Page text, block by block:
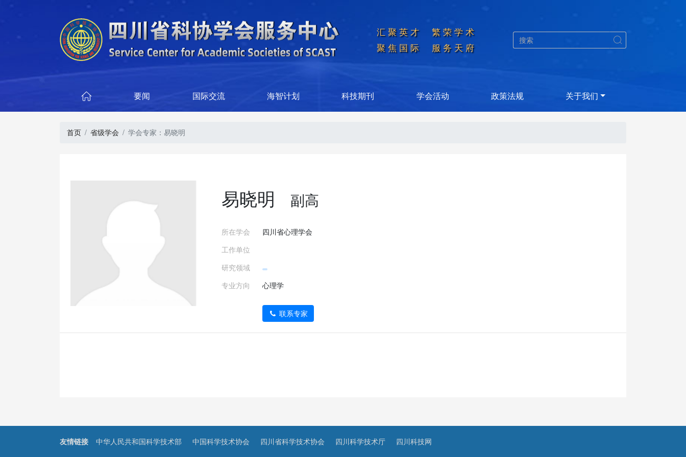
汇聚英才  繁荣学术
聚焦国际  服务天府

 要闻 国际交流 海智计划 科技期刊 学会活动 政策法规 关于我们
首页 省级学会 学会专家：易晓明
易晓明 副高
所在学会
四川省心理学会
工作单位
研究领域
专业方向
心理学
联系专家
友情链接 中华人民共和国科学技术部 中国科学技术协会 四川省科学技术协会 四川科学技术厅 四川科技网